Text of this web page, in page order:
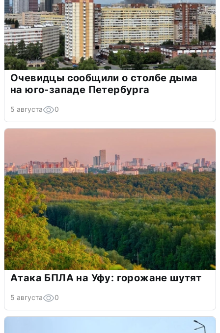
Очевидцы сообщили о столбе дыма
на юго-западе Петербурга
5 августа 0
Атака БПЛА на Уфу: горожане шутят
5 августа 0